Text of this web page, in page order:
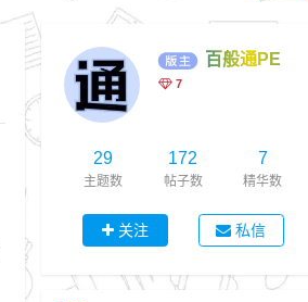
百般通PE
7
29
主题数
172
帖子数
7
精华数
关注 私信